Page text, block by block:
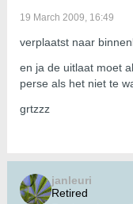
19 March 2009, 16:49
verplaatst naar
en ja de uitlaat moet
perse als het niet te
grtzzz
janleuri
Retired